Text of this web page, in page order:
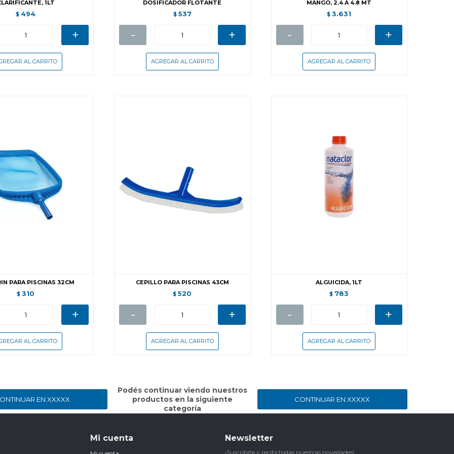
1LT
$ 494
+
DOSIFICADOR FLOTANTE
$ 537
- +
MANGO, 2.4 A 4.8 MT
$ 3.631
- +
PARA PISCINAS 32CM
$ 310
+
CEPILLO PARA PISCINAS 43CM
$ 520
- +
ALGUICIDA, 1LT
$ 783
- +
EN XXXXX
Podés continuar viendo nuestros
productos en la siguiente
categoría
CONTINUAR EN XXXXX
Mi cuenta Newsletter
¡Suscribite y recibí todas nuestras novedades!